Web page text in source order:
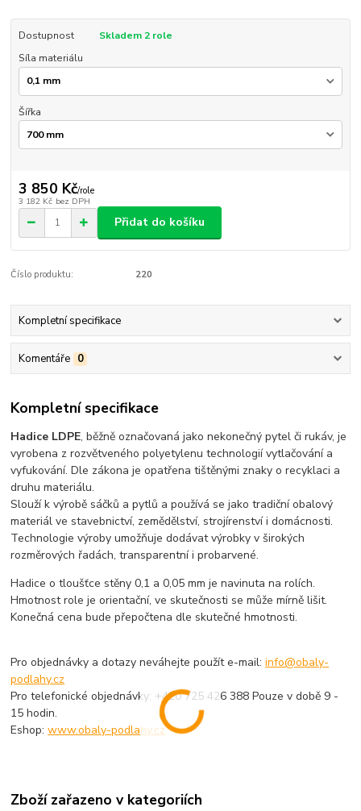
Dostupnost
Skladem 2 role
Síla materiálu
Šířka
3 850 Kč/role
3 182 Kč bez DPH
Přidat do košíku
Číslo produktu: 220
Kompletní specifikace
Komentáře 0
Kompletní specifikace
Hadice LDPE, běžně označovaná jako nekonečný pytel či rukáv, je
vyrobena z rozvětveného polyetylenu technologií vytlačování a
vyfukování. Dle zákona je opatřena tištěnými znaky o recyklaci a
druhu materiálu.
Slouží k výrobě sáčků a pytlů a používá se jako tradiční obalový
materiál ve stavebnictví, zemědělství, strojírenství i domácnosti.
Technologie výroby umožňuje dodávat výrobky v širokých
rozměrových řadách, transparentní i probarvené.
Hadice o tloušťce stěny 0,1 a 0,05 mm je navinuta na rolích.
Hmotnost role je orientační, ve skutečnosti se může mírně lišit.
Konečná cena bude přepočtena dle skutečné hmotnosti.
Pro objednávky a dotazy neváhejte použít e-mail:info@obaly-
podlahy.cz
Pro telefonické objednávky: +420 725 426 388 Pouze v době 9 -
15 hodin.
Eshop:www.obaly-podlahy.cz
Zboží zařazeno v kategoriích